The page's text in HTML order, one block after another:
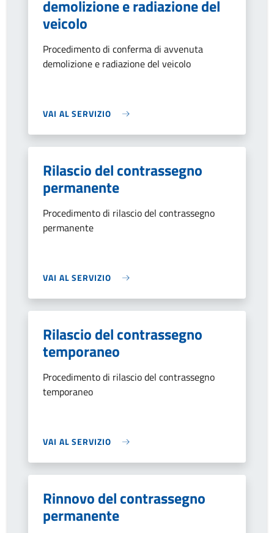
demolizione e radiazione del
veicolo
Procedimento di conferma di avvenuta
demolizione e radiazione del veicolo
VAI AL SERVIZIO
Rilascio del contrassegno
permanente
Procedimento di rilascio del contrassegno
permanente
VAI AL SERVIZIO
Rilascio del contrassegno
temporaneo
Procedimento di rilascio del contrassegno
temporaneo
VAI AL SERVIZIO
Rinnovo del contrassegno
permanente